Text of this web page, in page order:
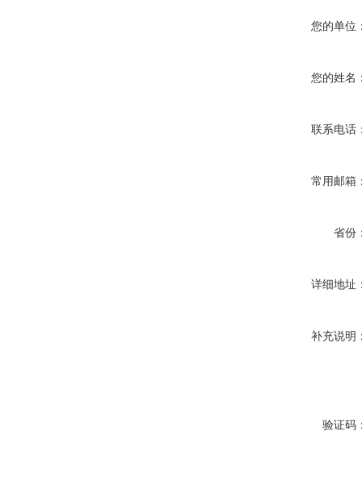
您的单位
您的姓名
联系电话
常用邮箱
省份
详细地址
补充说明
验证码